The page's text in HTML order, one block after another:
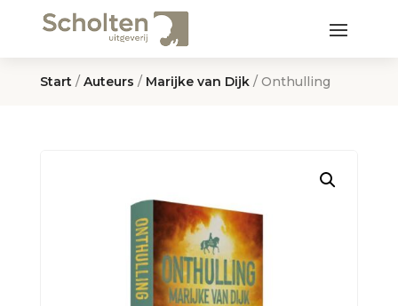
Start / Auteurs / Marijke van Dijk/ Onthulling